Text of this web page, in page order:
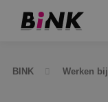
BINK Werken bij